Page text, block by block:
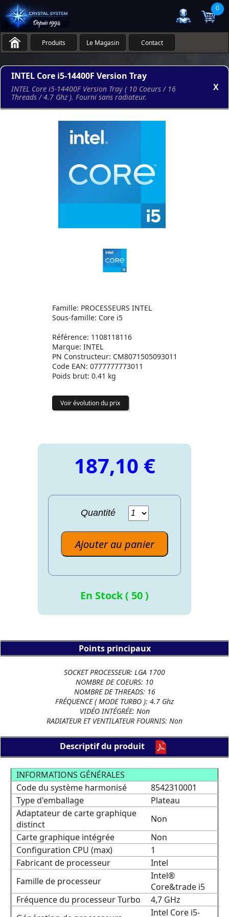
0
Produits Le Magasin Contact
INTEL Core i5-14400F Version Tray
INTEL Core i5-14400F Version Tray ( 10 Coeurs / 16
Threads / 4.7 Ghz ). Fourni sans radiateur.
X
Famille: PROCESSEURS INTEL
Sous-famille: Core i5
Référence: 1108118116
Marque: INTEL
PN Constructeur: CM8071505093011
Code EAN: 0777777773011
Poids brut: 0.41 kg
Voir évolution du prix
187,10 €
Quantité
Ajouter au panier
En Stock ( 50 )
Points principaux
SOCKET PROCESSEUR: LGA 1700
NOMBRE DE COEURS: 10
NOMBRE DE THREADS: 16
FRÉQUENCE ( MODE TURBO ): 4.7 Ghz
VIDÉO INTÉGRÉE: Non
RADIATEUR ET VENTILATEUR FOURNIS: Non
Descriptif du produit
INFORMATIONS GÉNÉRALES
Code du système harmonisé
8542310001
Type d'emballage
Plateau
Adaptateur de carte graphique
distinct
Non
Carte graphique intégrée
Non
Configuration CPU (max)
1
Fabricant de processeur
Intel
Famille de processeur
Intel®
Core&trade i5
Fréquence du processeur Turbo
4,7 GHz
Intel Core i5-